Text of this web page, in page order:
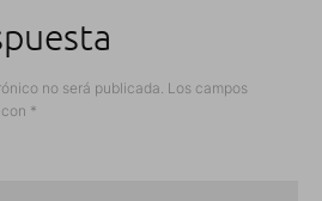
no será publicada. Los campos
*